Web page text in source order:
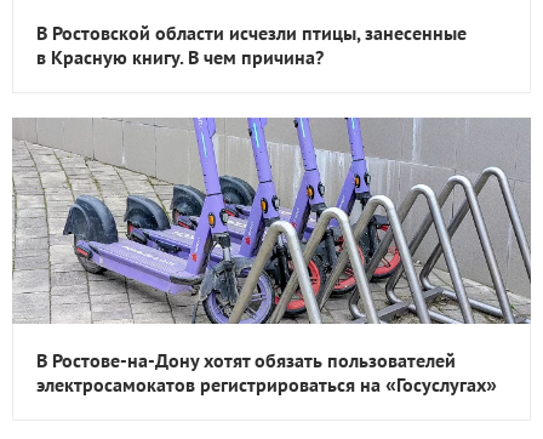
В Ростовской области исчезли птицы, занесенные
в Красную книгу. В чем причина?
В Ростове-на-Дону хотят обязать пользователей
электросамокатов регистрироваться на «Госуслугах»